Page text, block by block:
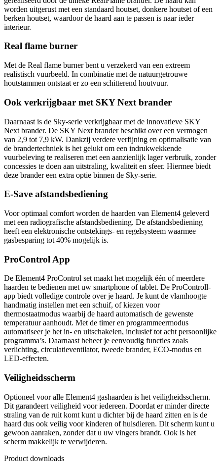
worden uitgerust met een standaard houtset, donkere houtset of een
berken houtset, waardoor de haard aan te passen is naar ieder
interieur.
Real flame burner
Met de Real flame burner bent u verzekerd van een extreem
realistisch vuurbeeld. In combinatie met de natuurgetrouwe
houtstammen ontstaat er zo een schitterend houtvuur.
Ook verkrijgbaar met SKY Next brander
Daarnaast is de Sky-serie verkrijgbaar met de innovatieve SKY
Next brander. De SKY Next brander beschikt over een vermogen
van 2,9 tot 7,9 kW. Dankzij verdere verfijning en optimalisatie van
de brandertechniek is het gelukt om een indrukwekkende
vuurbeleving te realiseren met een aanzienlijk lager verbruik, zonder
concessies te doen aan uitstraling, kwaliteit en sfeer. Hiermee biedt
deze brander een extra optie binnen de Sky-serie.
E-Save afstandsbediening
Voor optimaal comfort worden de haarden van Element4 geleverd
met een radiografische afstandsbediening. De afstandsbediening
heeft een elektronische ontstekings- en regelsysteem waarmee
gasbesparing tot 40% mogelijk is.
ProControl App
De Element4 ProControl set maakt het mogelijk één of meerdere
haarden te bedienen met uw smartphone of tablet. De ProControll-
app biedt volledige controle over je haard. Je kunt de vlamhoogte
handmatig instellen met een schuif, of kiezen voor
thermostaatmodus waarbij de haard automatisch de gewenste
temperatuur aanhoudt. Met de timer en programmeermodus
automatiseer je het in- en uitschakelen, inclusief tot acht persoonlijke
programma’s. Daarnaast beheer je eenvoudig functies zoals
verlichting, circulatieventilator, tweede brander, ECO-modus en
LED-effecten.
Veiligheidsscherm
Optioneel voor alle Element4 gashaarden is het veiligheidsscherm.
Dit garandeert veiligheid voor iedereen. Doordat er minder directe
straling van de ruit komt kunt u dichter bij de haard zitten en is de
haard dus ook veilig voor kinderen of huisdieren. Dit scherm kunt u
gewoon aanraken, zonder dat u uw vingers brandt. Ook is het
scherm makkelijk te verwijderen.
Product downloads